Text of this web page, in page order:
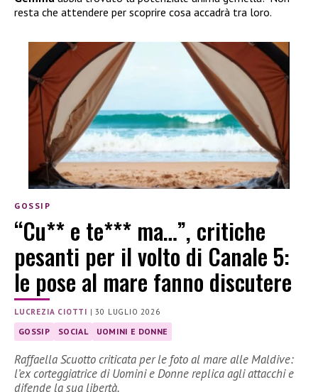
resta che attendere per scoprire cosa accadrà tra loro.
GOSSIP
“Cu** e te*** ma…”, critiche
pesanti per il volto di Canale 5:
le pose al mare fanno discutere
LUCREZIA CIOTTI |30 LUGLIO 2026
GOSSIP SOCIAL UOMINI E DONNE
Raffaella Scuotto criticata per le foto al mare alle Maldive:
l’ex corteggiatrice di Uomini e Donne replica agli attacchi e
difende la sua libertà.